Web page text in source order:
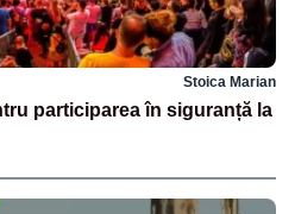
Stoica Marian
participarea în siguranță la